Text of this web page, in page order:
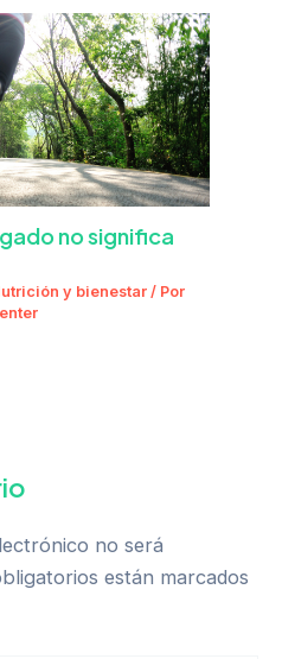
no significa
y bienestar / Por
no será
están marcados